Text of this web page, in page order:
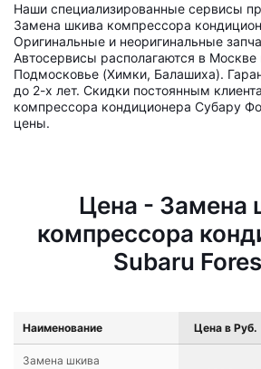
Наши специализированные сервисы
Замена шкива компрессора
Оригинальные и неоригинальные
Автосервисы располагаются в
Подмосковье (Химки, Балашиха).
до 2-х лет. Скидки постоянным
компрессора кондиционера Субару
цены.
Цена - Замена
компрессора
Subaru
Наименование Цена в Руб.
Замена шкива